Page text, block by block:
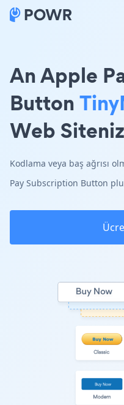
An Apple
Button
Web
Kodlama veya baş ağrısı
Pay Subscription Button